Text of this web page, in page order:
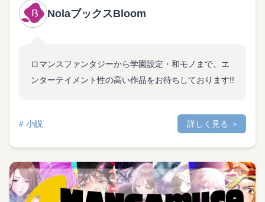
NolaブックスBloom
ロマンスファンタジーから学園設定・和モノまで。エ
ンターテイメント性の高い作品をお待ちしております!!
# 小説 詳しく見る ＞